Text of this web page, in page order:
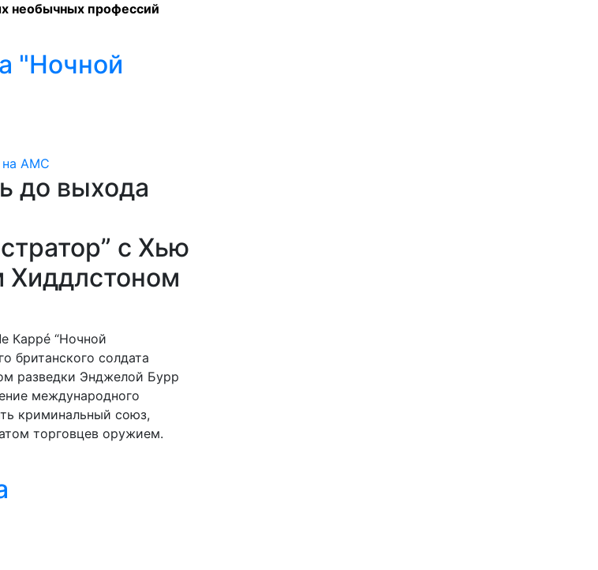
необычных профессий
"Ночной
до выхода
c Хью
Хиддлстоном
Каррé “Ночной
британского солдата
разведки Энджелой Бурр
международного
криминальный союз,
торговцев оружием.